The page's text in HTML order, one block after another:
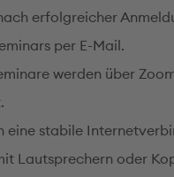
erfolgreicher
per E-Mail.
werden über
eine stabile
Lautsprechern oder